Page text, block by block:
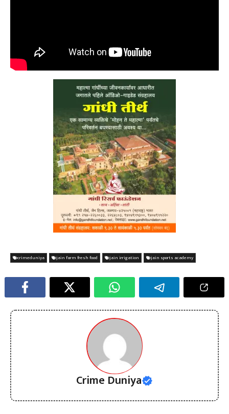
crimeduniya jain farm fresh food jain irrigation jain sports academy
Crime Duniya